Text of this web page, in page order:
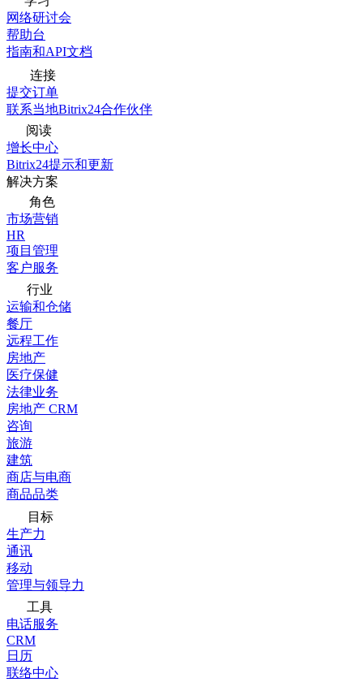
网络研讨会
帮助台
指南和API文档
连接
提交订单
联系当地Bitrix24合作伙伴
阅读
增长中心
Bitrix24提示和更新
解决方案
角色
市场营销
HR
项目管理
客户服务
行业
运输和仓储
餐厅
远程工作
房地产
医疗保健
法律业务
房地产 CRM
咨询
旅游
建筑
商店与电商
商品品类
目标
生产力
通讯
移动
管理与领导力
工具
电话服务
CRM
日历
联络中心